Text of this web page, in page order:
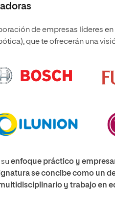
de empresas líderes
que te ofrecerán una
enfoque práctico y
se concibe como un
y trabajo en